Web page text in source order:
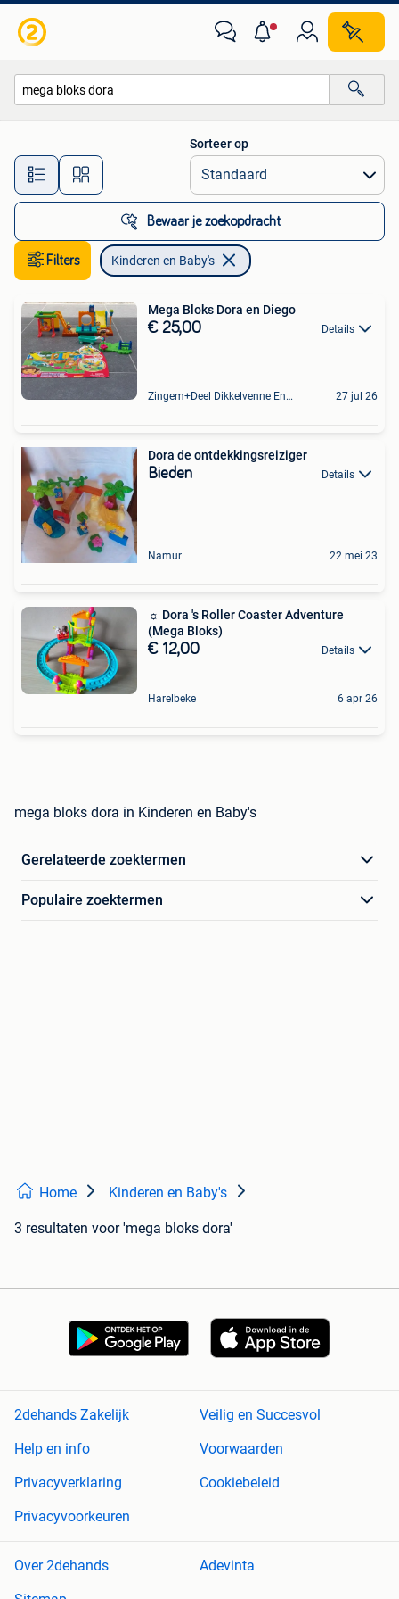
Alle afstanden…
Sorteer op
Bewaar je zoekopdracht
Filters Kinderen en Baby's
Mega Bloks Dora en Diego
€ 25,00 Details
Zingem+Deel Dikkelvenne En Nederzwalm-Hermelgem 27 jul 26
Dora de ontdekkingsreiziger
Bieden Details
Namur 22 mei 23
☼ Dora 's Roller Coaster Adventure
(Mega Bloks)
€ 12,00 Details
Harelbeke 6 apr 26
mega bloks dora in Kinderen en Baby's
Gerelateerde zoektermen
Populaire zoektermen
Home Kinderen en Baby's
3 resultaten voor 'mega bloks dora'
2dehands Zakelijk
Veilig en Succesvol
Help en info
Voorwaarden
Privacyverklaring
Cookiebeleid
Privacyvoorkeuren
Over 2dehands
Adevinta